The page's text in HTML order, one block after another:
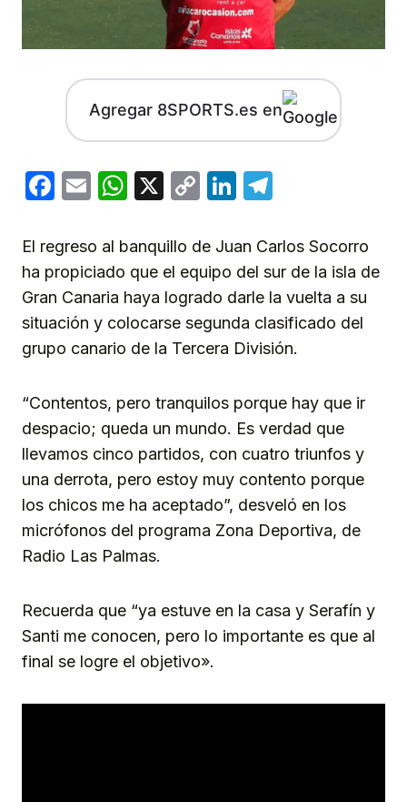
Agregar 8SPORTS.es en
Facebook
EmailWhatsApp
X
CopyLinkedIn
El regreso al banquillo de Juan Carlos Socorro
ha propiciado que el equipo del sur de la isla de
Gran Canaria haya logrado darle la vuelta a su
situación y colocarse segunda clasificado del
grupo canario de la Tercera División.
“Contentos, pero tranquilos porque hay que ir
despacio; queda un mundo. Es verdad que
llevamos cinco partidos, con cuatro triunfos y
una derrota, pero estoy muy contento porque
los chicos me ha aceptado”, desveló en los
micrófonos del programa Zona Deportiva, de
Radio Las Palmas.
Recuerda que “ya estuve en la casa y Serafín y
Santi me conocen, pero lo importante es que al
final se logre el objetivo».